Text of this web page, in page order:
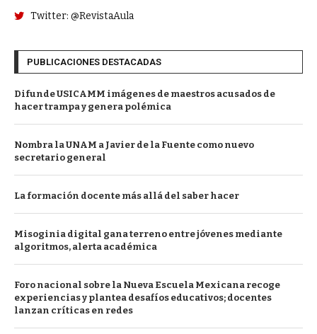
Twitter: @RevistaAula
PUBLICACIONES DESTACADAS
Difunde USICAMM imágenes de maestros acusados de
hacer trampa y genera polémica
Nombra la UNAM a Javier de la Fuente como nuevo
secretario general
La formación docente más allá del saber hacer
Misoginia digital gana terreno entre jóvenes mediante
algoritmos, alerta académica
Foro nacional sobre la Nueva Escuela Mexicana recoge
experiencias y plantea desafíos educativos; docentes
lanzan críticas en redes